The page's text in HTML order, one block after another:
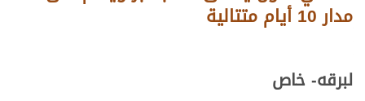
مدار 10 أيام متتالية
لبرقه- خاص